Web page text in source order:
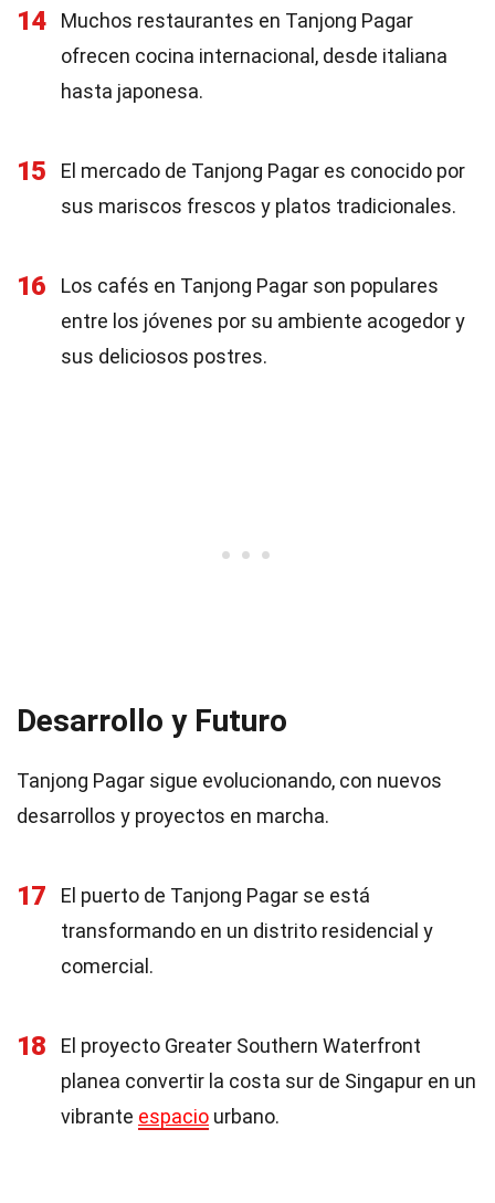
14
Muchos restaurantes en Tanjong Pagar
ofrecen cocina internacional, desde italiana
hasta japonesa.
15
El mercado de Tanjong Pagar es conocido por
sus mariscos frescos y platos tradicionales.
16
Los cafés en Tanjong Pagar son populares
entre los jóvenes por su ambiente acogedor y
sus deliciosos postres.
Desarrollo y Futuro
Tanjong Pagar sigue evolucionando, con nuevos
desarrollos y proyectos en marcha.
17
El puerto de Tanjong Pagar se está
transformando en un distrito residencial y
comercial.
18
El proyecto Greater Southern Waterfront
planea convertir la costa sur de Singapur en un
vibrante espacio urbano.